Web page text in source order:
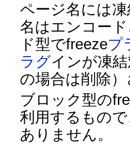
ページ名には
名はエンコー
ド型でfreezeプ
ラグインが凍
の場合は削除
ブロック型の
利用するもの
ありません。